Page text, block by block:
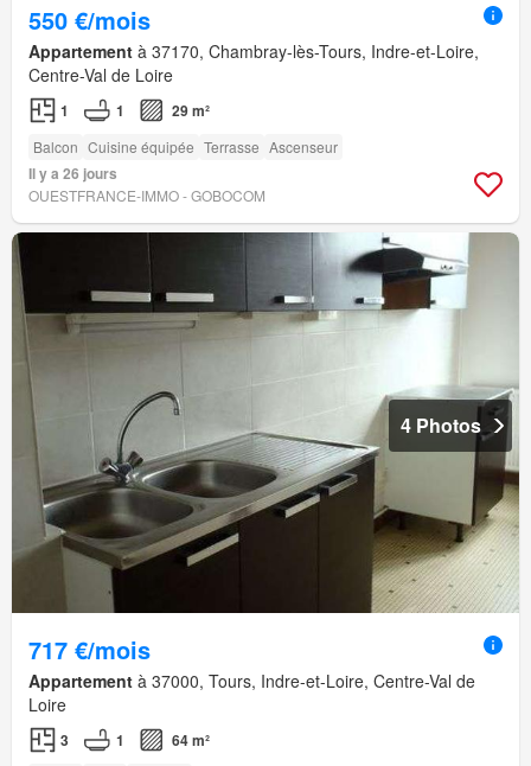
550 €/mois
Appartement à 37170, Chambray-lès-Tours, Indre-et-Loire,
Centre-Val de Loire
1 1 29 m²
Balcon Cuisine équipée Terrasse Ascenseur
Il y a 26 jours
OUESTFRANCE-IMMO - GOBOCOM
4 Photos
717 €/mois
Appartement à 37000, Tours, Indre-et-Loire, Centre-Val de
Loire
3 1 64 m²